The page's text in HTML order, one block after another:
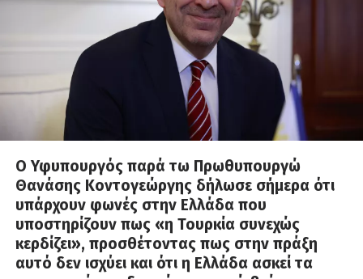
Ο Υφυπουργός παρά τω Πρωθυπουργώ
Θανάσης Κοντογεώργης δήλωσε σήμερα ότι
υπάρχουν φωνές στην Ελλάδα που
υποστηρίζουν πως «η Τουρκία συνεχώς
κερδίζει», προσθέτοντας πως στην πράξη
αυτό δεν ισχύει και ότι η Ελλάδα ασκεί τα